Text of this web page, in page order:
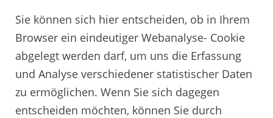
Sie können sich hier entscheiden, ob in Ihrem
Browser ein eindeutiger Webanalyse- Cookie
abgelegt werden darf, um uns die Erfassung
und Analyse verschiedener statistischer Daten
zu ermöglichen. Wenn Sie sich dagegen
entscheiden möchten, können Sie durch